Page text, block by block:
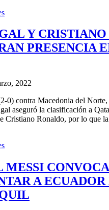
Y
PRESENCIA
2022
0) contra Macedonia del Norte,
aseguró la clasificación a
Cristiano Ronaldo, por lo que
MESSI
A ECUADOR